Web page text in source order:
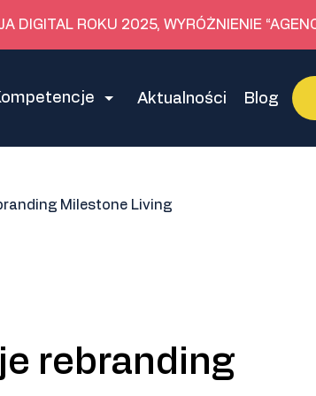
DIGITAL ROKU 2025, WYRÓŻNIENIE
Aktualności Blog
Milestone Living
rebranding